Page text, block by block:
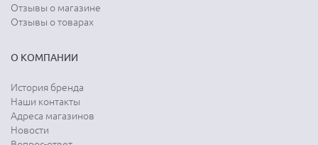
Отзывы о магазине
Отзывы о товарах
О КОМПАНИИ
История бренда
Наши контакты
Адреса магазинов
Новости